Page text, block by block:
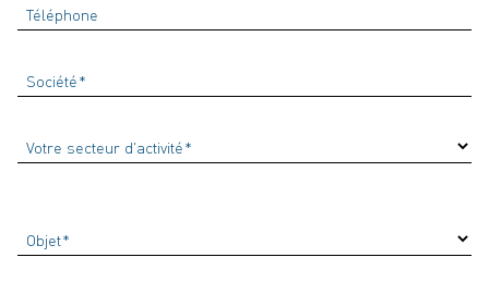
Téléphone
Société
Votre secteur d'activité
Objet